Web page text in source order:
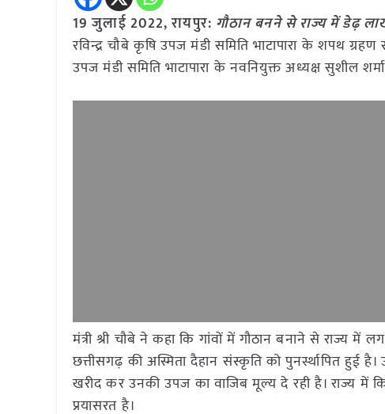
19 जुलाई 2022, रायपुर: गौठान बनने से राज्य में डेढ़
रविन्द्र चौबे कृषि उपज मंडी समिति भाटापारा के शपथ
उपज मंडी समिति भाटापारा के नवनियुक्त अध्यक्ष सुशील
मंत्री श्री चौबे ने कहा कि गांवों में गौठान बनाने से राज्य
छत्तीसगढ़ की अस्मिता दैहान संस्कृति को पुनर्स्थापित हुई
खरीद कर उनकी उपज का वाजिब मूल्य दे रही है। राज्य में
प्रयासरत है।